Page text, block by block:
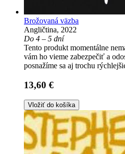
Brožovaná väzba
Angličtina, 2022
Do 4 – 5 dní
Tento produkt momentálne
vám ho vieme zabezpečiť a
posnažíme sa aj trochu
13,60 €
Vložiť do košíka